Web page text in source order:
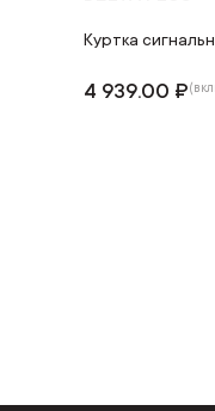
Куртка
4 939.00 ₽